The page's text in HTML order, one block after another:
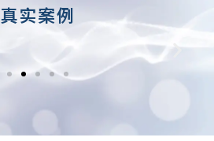
真实案例